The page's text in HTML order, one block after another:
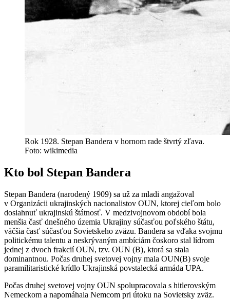
Rok 1928. Stepan Bandera v hornom rade štvrtý zľava.
Foto: wikimedia
Kto bol Stepan Bandera
Stepan Bandera (narodený 1909) sa už za mladi angažoval
v Organizácii ukrajinských nacionalistov OUN, ktorej cieľom bolo
dosiahnuť ukrajinskú štátnosť. V medzivojnovom období bola
menšia časť dnešného územia Ukrajiny súčasťou poľského štátu,
väčšia časť súčasťou Sovietskeho zväzu. Bandera sa vďaka svojmu
politickému talentu a neskrývaným ambíciám čoskoro stal lídrom
jednej z dvoch frakcií OUN, tzv. OUN (B), ktorá sa stala
dominantnou. Počas druhej svetovej vojny mala OUN(B) svoje
paramilitaristické krídlo Ukrajinská povstalecká armáda UPA.
Počas druhej svetovej vojny OUN spolupracovala s hitlerovským
Nemeckom a napomáhala Nemcom pri útoku na Sovietsky zväz.